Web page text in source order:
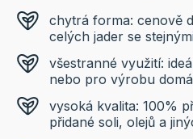
chytrá forma: cenově
celých jader se
všestranné využití:
nebo pro výrobu
vysoká kvalita: 100%
přidané soli, olejů a